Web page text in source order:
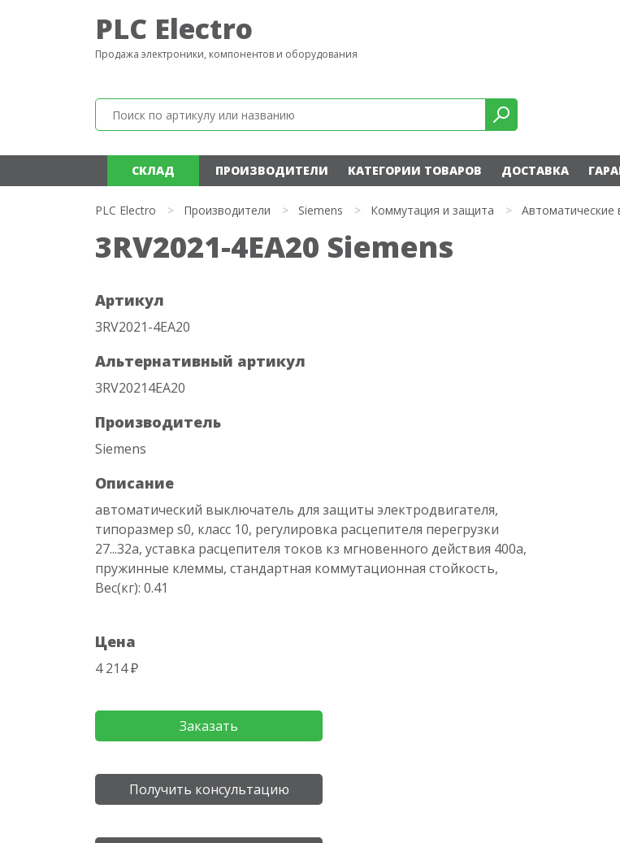
PLC Electro
Продажа электроники, компонентов и оборудования
СКЛАД ПРОИЗВОДИТЕЛИ КАТЕГОРИИ ТОВАРОВ ДОСТАВКА
PLC Electro > Производители > Siemens > Коммутация и защита > Автоматические
3RV2021-4EA20 Siemens
Артикул
3RV2021-4EA20
Альтернативный артикул
3RV20214EA20
Производитель
Siemens
Описание
автоматический выключатель для защиты электродвигателя,
типоразмер s0, класс 10, регулировка расцепителя перегрузки
27...32a, уставка расцепителя токов кз мгновенного действия 400a,
пружинные клеммы, стандартная коммутационная стойкость,
Вес(кг): 0.41
Цена
4 214 ₽
Заказать
Получить консультацию